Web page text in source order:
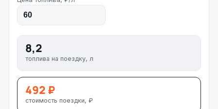
8,2
топлива на поездку, л
492 ₽
стоимость поездки, ₽